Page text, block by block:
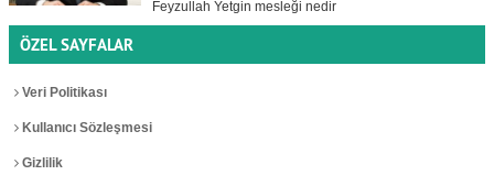
Feyzullah Yetgin mesleği nedir
ÖZEL SAYFALAR
Veri Politikası
Kullanıcı Sözleşmesi
Gizlilik